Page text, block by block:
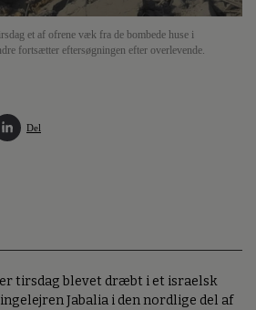
et af ofrene væk fra de bombede huse i
fortsætter eftersøgningen efter overlevende.
Del
tirsdag blevet dræbt i et israelsk
Jabalia i den nordlige del af